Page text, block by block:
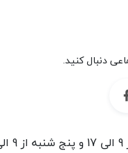
دنبال کنید.